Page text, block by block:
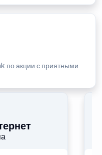
по акции с приятными